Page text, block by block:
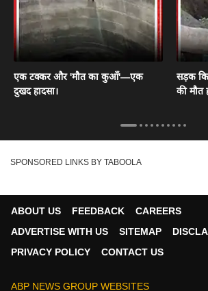
एक टक्कर और 'मौत का कुआँ'—एक
दुखद हादसा।
सड़क
की मौत
SPONSORED LINKS BY TABOOLA
ABOUT US FEEDBACK
CAREERS
ADVERTISE WITH US
SITEMAP
PRIVACY POLICY
CONTACT US
ABP NEWS GROUP WEBSITES